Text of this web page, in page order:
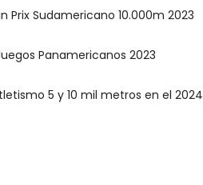
Prix Sudamericano 10.000m 2023
Panamericanos 2023
5 y 10 mil metros en el 2024